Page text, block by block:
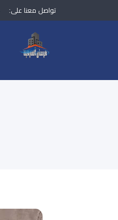
تواصل معنا على: